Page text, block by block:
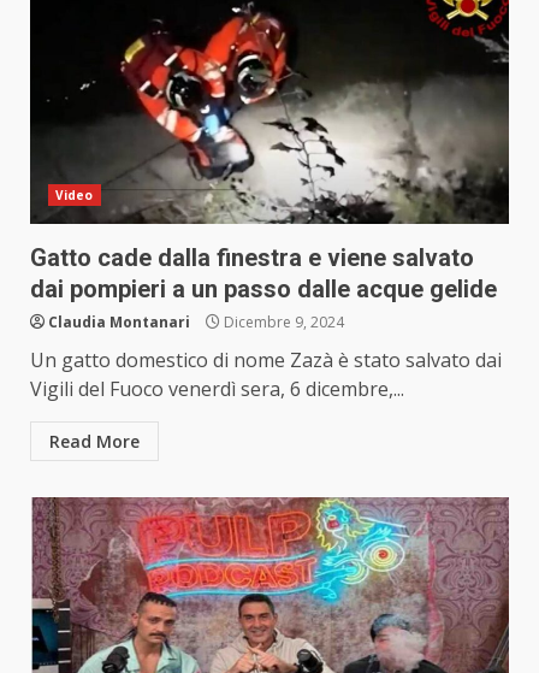
Video
Gatto cade dalla finestra e viene salvato
dai pompieri a un passo dalle acque gelide
Claudia Montanari Dicembre 9, 2024
Un gatto domestico di nome Zazà è stato salvato dai
Vigili del Fuoco venerdì sera, 6 dicembre,...
Read More